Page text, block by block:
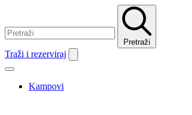
Pretraži
Traži i rezerviraj
Kampovi